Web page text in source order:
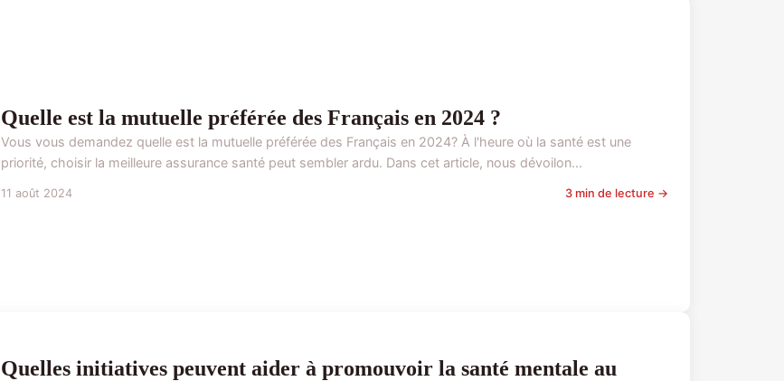
Quelle est la mutuelle préférée des Français en 2024 ?
Vous vous demandez quelle est la mutuelle préférée des Français en 2024? À l'heure où la santé est une
priorité, choisir la meilleure assurance santé peut sembler ardu. Dans cet article, nous dévoilon...
11 août 2024 3 min de lecture →
Quelles initiatives peuvent aider à promouvoir la santé mentale au